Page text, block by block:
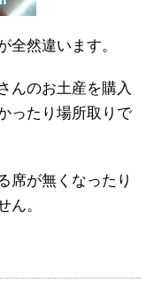
全然違います。
んのお土産を購入
ったり場所取りで
席が無くなったり
ん。